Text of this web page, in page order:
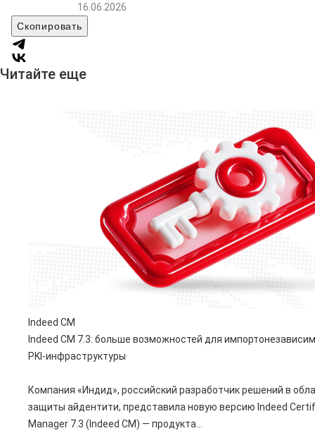
16.06.2026
Скопировать
Читайте еще
Indeed CM
Indeed CM 7.3: больше возможностей для
PKI-инфраструктуры
Компания «Индид», российский разработчик решений в
защиты айдентити, представила новую версию Indeed
Manager 7.3 (Indeed CM) — продукта...